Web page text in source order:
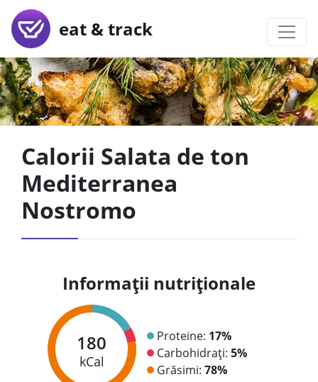
eat & track
Calorii Salata de ton
Mediterranea
Nostromo
Informații nutriționale
180
kCal
Proteine: 17%
Carbohidrați: 5%
Grăsimi: 78%